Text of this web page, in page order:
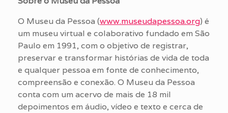
O Museu da Pessoa (www.museudapessoa.org) é
um museu virtual e colaborativo fundado em São
Paulo em 1991, com o objetivo de registrar,
preservar e transformar histórias de vida de toda
e qualquer pessoa em fonte de conhecimento,
compreensão e conexão. O Museu da Pessoa
conta com um acervo de mais de 18 mil
depoimentos em áudio, vídeo e texto e cerca de